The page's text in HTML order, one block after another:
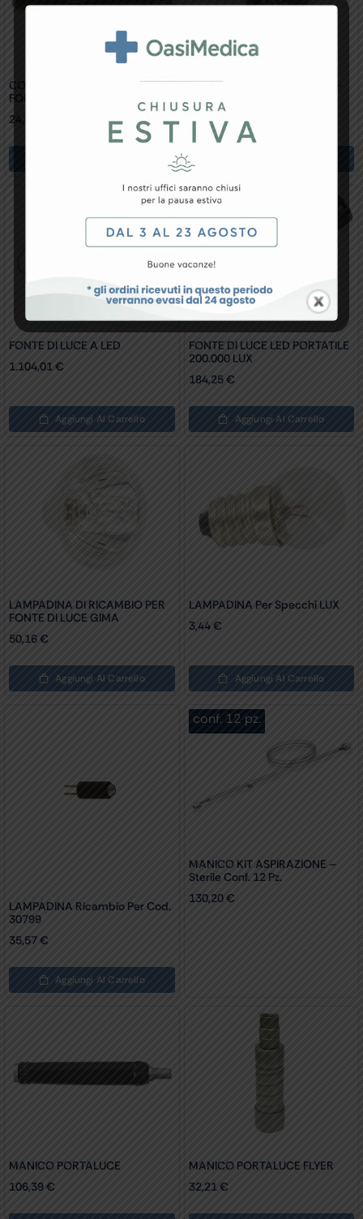
CONNETTORE CAVO STORZ –
FONTE GIMA
24,92
CONNETTORE CAVO WOLF –
14,59
€
FONTE DI LUCE A LED
1.104,01€
Aggiungi Al Carrello
FONTE DI LUCE LED PORTATILE
200.000 LUX
184,25€
Aggiungi Al Carrello
LAMPADINA DI RICAMBIO PER
FONTE DI LUCE GIMA
50,16€
Aggiungi Al Carrello
LAMPADINA Per Specchi LUX
3,44 €
Aggiungi Al Carrello
LAMPADINA Ricambio Per Cod.
30799
35,57€
Aggiungi Al Carrello
conf. 12 pz.
MANICO KIT ASPIRAZIONE –
Sterile Conf. 12 Pz.
130,20€
MANICO PORTALUCE
106,39€
MANICO PORTALUCE FLYER
32,21 €